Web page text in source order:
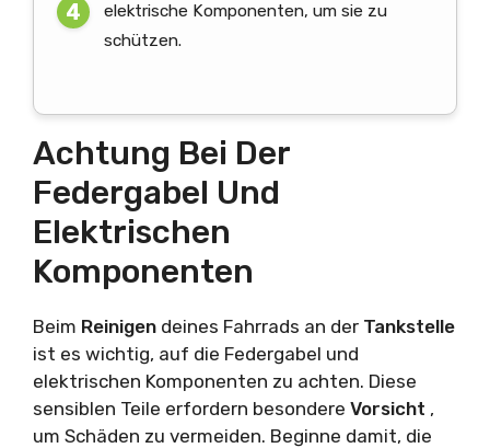
elektrische Komponenten, um sie zu
schützen.
Achtung Bei Der
Federgabel Und
Elektrischen
Komponenten
Beim Reinigen deines Fahrrads an der Tankstelle
ist es wichtig, auf die Federgabel und
elektrischen Komponenten zu achten. Diese
sensiblen Teile erfordern besondere Vorsicht ,
um Schäden zu vermeiden. Beginne damit, die